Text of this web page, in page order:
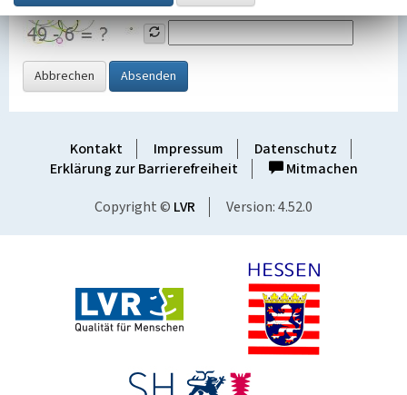
Grafik ein
Abbrechen Absenden
Kontakt Impressum
Datenschutz
Erklärung zur Barrierefreiheit
Mitmachen
Copyright © LVR Version: 4.52.0